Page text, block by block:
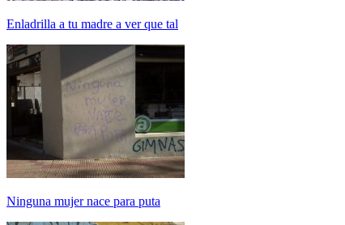
Enladrilla a tu madre a ver que tal
Ninguna mujer nace para puta